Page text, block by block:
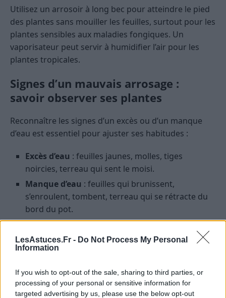
LesAstuces.Fr - Do Not Process My Personal
Information
If you wish to opt-out of the sale, sharing to third parties, or
processing of your personal or sensitive information for
targeted advertising by us, please use the below opt-out
Utilisez un arrosoir à long bec pour atteindre le pied
des plantes sans mouiller les feuilles, surtout pour les
plantes sensibles aux maladies fongiques. Un
vaporisateur peut servir à humidifier l’air pour les
plantes tropicales.
Signes d’un mauvais arrosage :
savoir observer ses plantes
Reconnaître les signes d’un excès ou d’un manque
d’eau est essentiel pour ajuster ses habitudes :
Excès d’eau : feuilles jaunes, molles, tiges
noircies, terreau qui sent le moisi.
Manque d’eau : feuilles qui brunissent,
s’enroulent, tombent, terreau qui se rétracte du
bord du pot.
immédiatement la fréquence ou la quantité
Adapter l’arrosage selon la saison